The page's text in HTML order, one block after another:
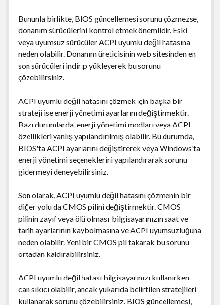
Bununla birlikte, BIOS güncellemesi sorunu çözmezse,
donanım sürücülerini kontrol etmek önemlidir. Eski
veya uyumsuz sürücüler ACPI uyumlu değil hatasına
neden olabilir. Donanım üreticisinin web sitesinden en
son sürücüleri indirip yükleyerek bu sorunu
çözebilirsiniz.
ACPI uyumlu değil hatasını çözmek için başka bir
strateji ise enerji yönetimi ayarlarını değiştirmektir.
Bazı durumlarda, enerji yönetimi modları veya ACPI
özellikleri yanlış yapılandırılmış olabilir. Bu durumda,
BIOS'ta ACPI ayarlarını değiştirerek veya Windows'ta
enerji yönetimi seçeneklerini yapılandırarak sorunu
gidermeyi deneyebilirsiniz.
Son olarak, ACPI uyumlu değil hatasını çözmenin bir
diğer yolu da CMOS pilini değiştirmektir. CMOS
pilinin zayıf veya ölü olması, bilgisayarınızın saat ve
tarih ayarlarının kaybolmasına ve ACPI uyumsuzluğuna
neden olabilir. Yeni bir CMOS pil takarak bu sorunu
ortadan kaldırabilirsiniz.
ACPI uyumlu değil hatası bilgisayarınızı kullanırken
can sıkıcı olabilir, ancak yukarıda belirtilen stratejileri
kullanarak sorunu çözebilirsiniz. BIOS güncellemesi,